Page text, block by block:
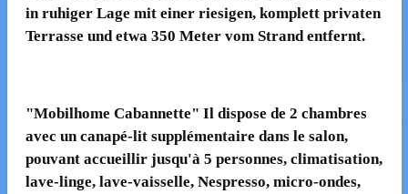
in ruhiger Lage mit einer riesigen, komplett privaten
Terrasse und etwa 350 Meter vom Strand entfernt.
"Mobilhome Cabannette" Il dispose de 2 chambres
avec un canapé-lit supplémentaire dans le salon,
pouvant accueillir jusqu'à 5 personnes, climatisation,
lave-linge, lave-vaisselle, Nespresso, micro-ondes,